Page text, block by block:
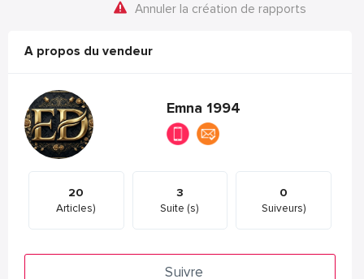
Annuler la création de rapports
A propos du vendeur
Emna 1994
20
Articles)
3
Suite (s)
0
Suiveurs)
Suivre